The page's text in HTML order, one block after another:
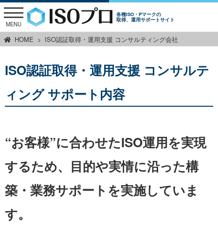
各種ISO・Pマークの
取得、運用サポートサイト
MENU
HOME ISO認証取得・運用支援 コンサルティング会社
ISO認証取得・運用支援 コンサルテ
ィング サポート内容
“お客様”に合わせたISO運用を実現
するため、 目的や実情に沿った構
築・業務サポートを実施していま
す。